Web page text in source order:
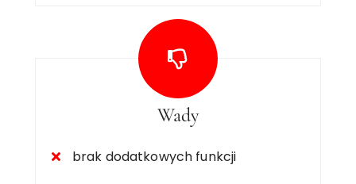
Wady
brak dodatkowych funkcji